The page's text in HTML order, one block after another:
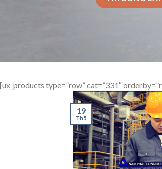
[ux_products type=”row” cat=”331″
19
Th5